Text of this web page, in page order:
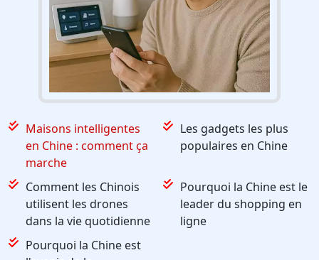
Maisons intelligentes
en Chine : comment ça
marche
Les gadgets les plus
populaires en Chine
Comment les Chinois
utilisent les drones
dans la vie quotidienne
Pourquoi la Chine est le
leader du shopping en
ligne
Pourquoi la Chine est